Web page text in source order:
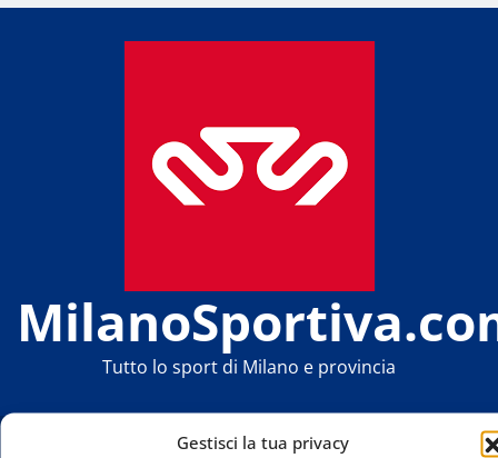
Gestisci la tua privacy
Tutto lo sport di Milano e provincia